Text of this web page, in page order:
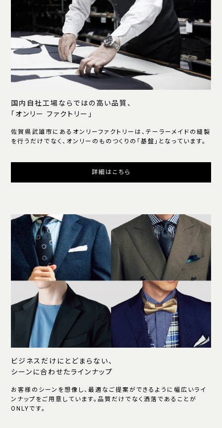
国内自社工場ならではの高い品質、
「オンリー ファクトリー」
佐賀県武雄市にあるオンリーファクトリーは、テーラーメイドの縫製
を行うだけでなく、オンリーのものつくりの「基盤」となっています。
詳細はこちら
ビジネスだけにとどまらない、
シーンに合わせたラインナップ
お客様のシーンを想像し、最適なご提案ができるように幅広いライ
ンナップをご用意しています。品質だけでなく洒落であることが
ONLYです。